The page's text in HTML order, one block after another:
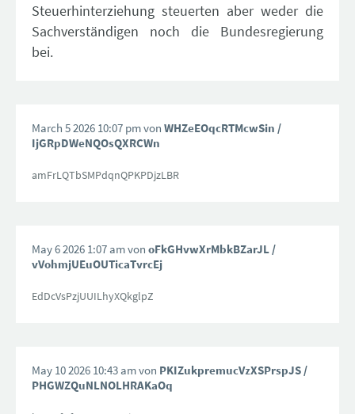
Steuerhinterziehung steuerten aber weder die
Sachverständigen noch die Bundesregierung
bei.
March 5 2026 10:07 pm von WHZeEOqcRTMcwSin /
IjGRpDWeNQOsQXRCWn
amFrLQTbSMPdqnQPKPDjzLBR
May 6 2026 1:07 am von oFkGHvwXrMbkBZarJL/
vVohmjUEuOUTicaTvrcEj
EdDcVsPzjUUILhyXQkglpZ
May 10 2026 10:43 am von PKIZukpremucVzXSPrspJS/
PHGWZQuNLNOLHRAKaOq